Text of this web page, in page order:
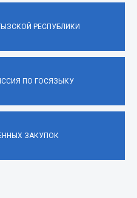
РЕСПУБЛИКИ
ПО ГОСЯЗЫКУ
ЗАКУПОК